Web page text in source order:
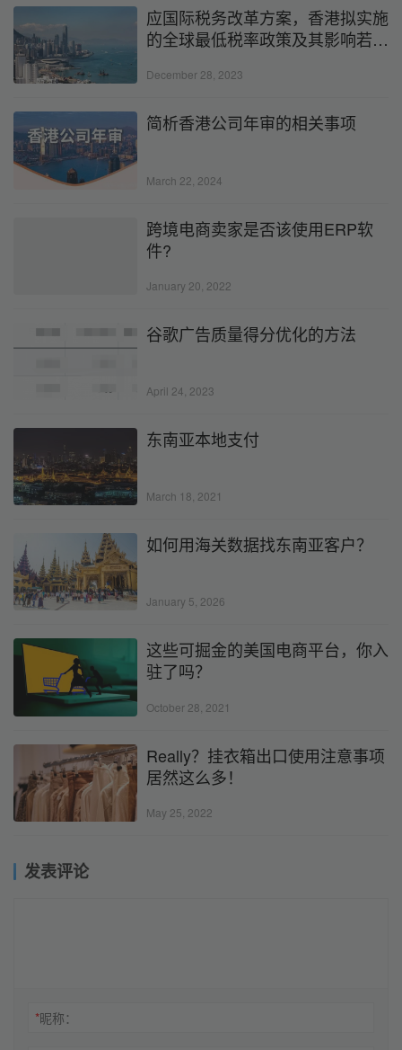
应国际税务改革方案，香港拟实施
的全球最低税率政策及其影响若
December 28, 2023
简析香港公司年审的相关事项
March 22, 2024
跨境电商卖家是否该使用ERP软
件?
January 20, 2022
谷歌广告质量得分优化的方法
April 24, 2023
东南亚本地支付
March 18, 2021
如何用海关数据找东南亚客户？
January 5, 2026
这些可掘金的美国电商平台，你入
驻了吗？
October 28, 2021
Really？挂衣箱出口使用注意事项
居然这么多！
May 25, 2022
发表评论
*昵称：